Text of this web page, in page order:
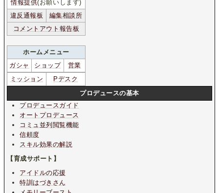
違反通報板
編集相談所
コメントアウト報告板
情報提供(お願いします)
ホームメニュー
ガシャ
ショップ
営業
ミッション
Pデスク
プロデュースの基本
プロデュースガイド
オートプロデュース
コミュ並列閲覧機能
信頼度
スキル効果の解説
【育成サポート】
アイドルの応援
特訓はづきさん